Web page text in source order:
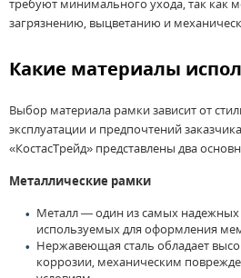
требуют минимального ухода, так как
загрязнению, выцветанию и
Какие материалы
Выбор материала рамки зависит от
эксплуатации и предпочтений
«КостасТрейд» представлены два
Металлические рамки
Металл — один из самых надежных
используемых для оформления
Нержавеющая сталь обладает
коррозии, механическим